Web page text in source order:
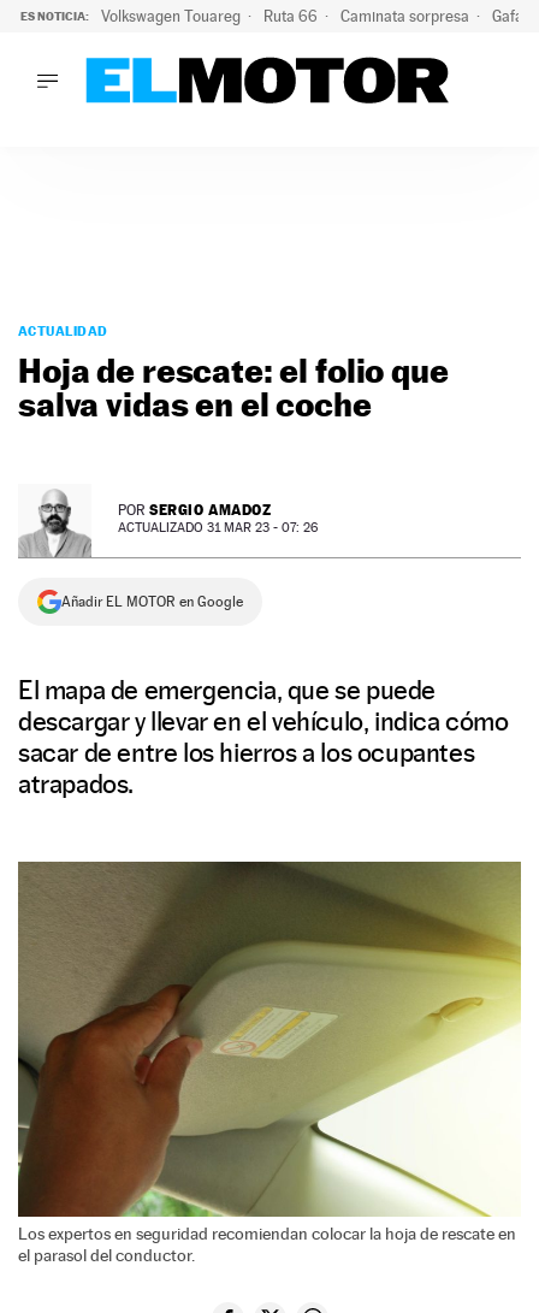
ES NOTICIA: Volkswagen Touareg Ruta 66 Caminata sorpresa Gafas
PODCAST
MOTOS
TECNOLOGÍA
PREMIOS
SERVICIOS
ACTUALIDAD
Hoja de rescate: el folio que
salva vidas en el coche
POR SERGIO AMADOZ
ACTUALIZADO 31 MAR 23 - 07: 26
Añadir EL MOTOR en Google
El mapa de emergencia, que se puede
descargar y llevar en el vehículo, indica cómo
sacar de entre los hierros a los ocupantes
atrapados.
Los expertos en seguridad recomiendan colocar la hoja de rescate en
el parasol del conductor.